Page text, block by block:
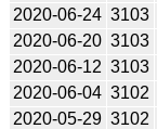
2020-06-24 3103
2020-06-20 3103
2020-06-12 3103
2020-06-04 3102
2020-05-29 3102